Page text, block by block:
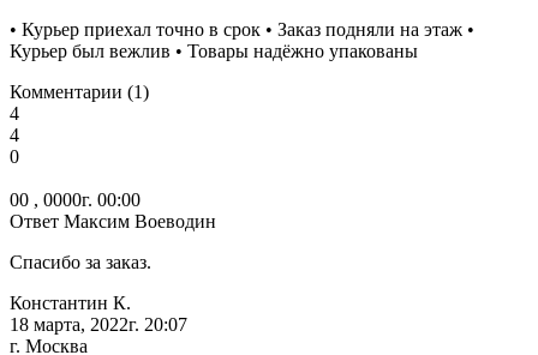
• Курьер приехал точно в срок • Заказ подняли на этаж •
Курьер был вежлив • Товары надёжно упакованы
Комментарии (1)
4
4
0
00 , 0000г. 00:00
Ответ Максим Воеводин
Спасибо за заказ.
Константин К.
18 марта, 2022г. 20:07
г. Москва